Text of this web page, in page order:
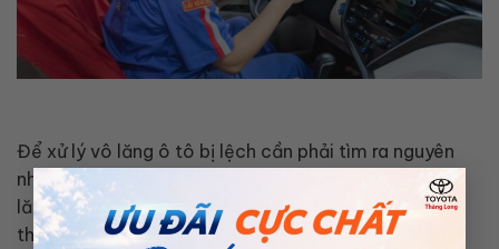
×
Để xử lý vô lăng ô tô bị lệch cần phải tìm ra nguyên
nhân chính xác. Thế nên, sau khi xác định được vô
lăng lệch lái chủ xe cần nhanh chóng đưa xe đến hệ
thống đại lý gần nhất để nhanh chóng kiểm tra và